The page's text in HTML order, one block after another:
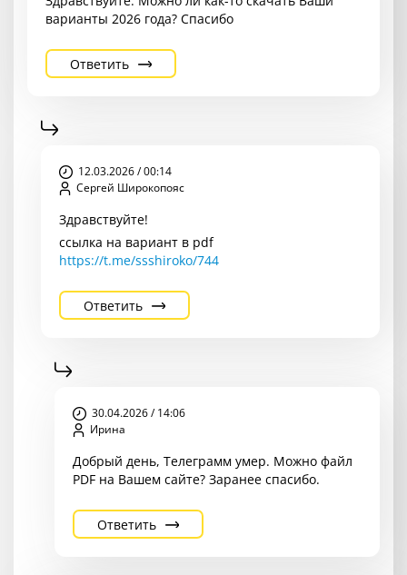
варианты 2026 года? Спасибо
Ответить
12.03.2026 / 00:14
Сергей Широкопояс
Здравствуйте!
ссылка на вариант в pdf
https://t.me/ssshiroko/744
Ответить
30.04.2026 / 14:06
Ирина
Добрый день, Телеграмм умер. Можно файл
PDF на Вашем сайте? Заранее спасибо.
Ответить